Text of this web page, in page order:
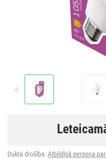
Dukta drošība:Atbildīgā persona par